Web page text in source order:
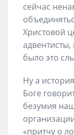
сейчас
Христовой
было это
Ну а
Боге
безумия
«притчу о